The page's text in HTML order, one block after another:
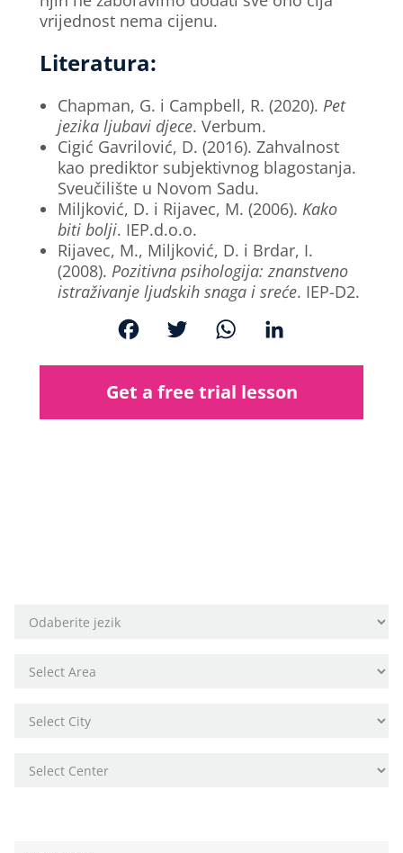
vrijednost nema cijenu.
Literatura:
Chapman, G. i Campbell, R. (2020). Pet
jezika ljubavi djece. Verbum.
Cigić Gavrilović, D. (2016). Zahvalnost
kao prediktor subjektivnog blagostanja.
Sveučilište u Novom Sadu.
Miljković, D. i Rijavec, M. (2006). Kako
biti bolji. IEP.d.o.o.
Rijavec, M., Miljković, D. i Brdar, I.
(2008). Pozitivna psihologija: znanstveno
istraživanje ljudskih snaga i sreće. IEP-D2.
c
i
a
n
Get a free trial lesson